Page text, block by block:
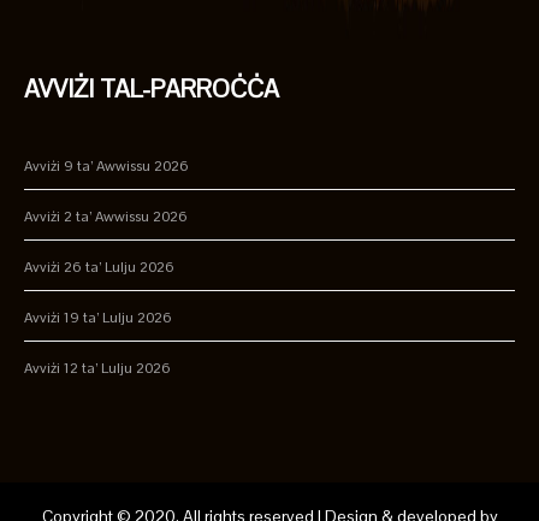
AVVIŻI TAL-PARROĊĊA
Avviżi 9 ta’ Awwissu 2026
Avviżi 2 ta’ Awwissu 2026
Avviżi 26 ta’ Lulju 2026
Avviżi 19 ta’ Lulju 2026
Avviżi 12 ta’ Lulju 2026
Copyright © 2020. All rights reserved | Design & developed by